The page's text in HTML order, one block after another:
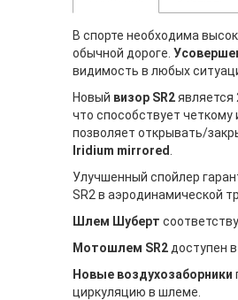
В спорте необходима
обычной дороге.
видимость в любых
Новый визор SR2является
что способствует
позволяет открывать/
Iridium mirrored
Улучшенный спойлер
SR2 в аэродинамической
Шлем Шуберт
Мотошлем SR2 доступен
Новые воздухозаборники
циркуляцию в шлеме.